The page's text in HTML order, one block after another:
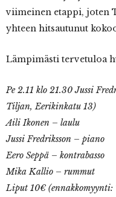
viimeinen etappi, joten
yhteen hitsautunut
Lämpimästi tervetuloa
Pe 2.11 klo 21.30 Jussi
Tiljan, Eerikinkatu 13)
Aili Ikonen – laulu
Jussi Fredriksson – piano
Eero Seppä – kontrabasso
Mika Kallio – rummut
Liput 10€